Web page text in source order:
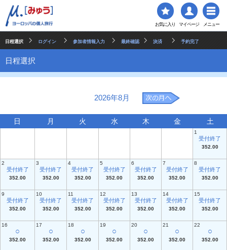
お気に入り マイページ メニュー
日程選択 ログイン 参加者情報入力 最終確認 決済 予約完了
日程選択
2026年8月
日 月 火 水 木 金 土
1
受付終了
352.00
2
受付終了
352.00
3
受付終了
352.00
4
受付終了
352.00
5
受付終了
352.00
6
受付終了
352.00
7
受付終了
352.00
8
受付終了
352.00
9
受付終了
352.00
10
受付終了
352.00
11
受付終了
352.00
12
受付終了
352.00
13
受付終了
352.00
14
受付終了
352.00
15
受付終了
352.00
16
○
352.00
17
○
352.00
18
○
352.00
19
○
352.00
20
○
352.00
21
○
352.00
22
○
352.00